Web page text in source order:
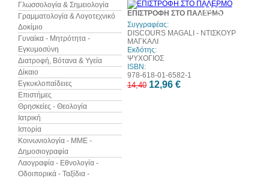
Γλωσσολογία & Σημειολογία
Γραμματολογία & Λογοτεχνικό
Δοκίμιο
Γυναίκα - Μητρότητα -
Εγκυμοσύνη
Διατροφή, Βότανα & Υγεία
Δίκαιο
Εγκυκλοπαίδειες
Επιστήμες
Θρησκείες - Θεολογία
Ιατρική
Ιστορία
Κοινωνιολογία - ΜΜΕ -
Δημοσιογραφία
Λαογραφία - Εθνολογία -
Οδοιπορικά - Ταξίδια -
10%
έκπτωση
ΕΠΙΣΤΡΟΦΗ ΣΤΟ ΠΑΛΕΡΜΟ
Συγγραφέας:
DISCOURS MAGALI - ΝΤΙΣΚΟΥΡ
ΜΑΓΚΑΛΙ
Εκδότης:
ΨΥΧΟΓΙΟΣ
ISBN:
978-618-01-6582-1
14,40 12,96 €